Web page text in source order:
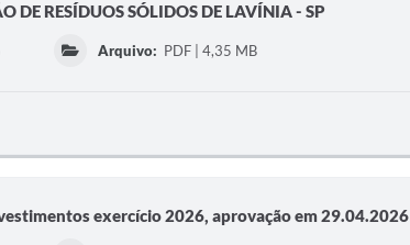
DE RESÍDUOS SÓLIDOS DE LAVÍNIA - SP
Arquivo: PDF | 4,35 MB
exercício 2026, aprovação em 29.04.2026